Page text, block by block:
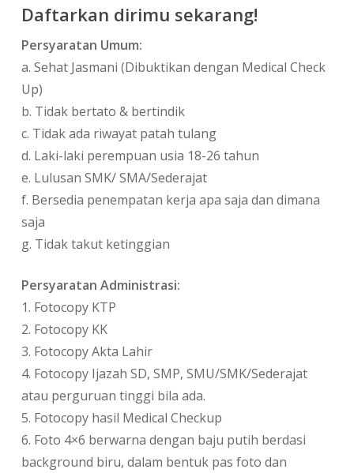
Daftarkan dirimu sekarang!
Persyaratan Umum:
a.​ Sehat Jasmani (Dibuktikan dengan Medical Check
Up)
b.​ Tidak bertato & bertindik
c.​ Tidak ada riwayat patah tulang
d.​ Laki-laki perempuan usia 18-26 tahun
e.​ Lulusan SMK/ SMA/Sederajat
f. ​Bersedia penempatan kerja apa saja dan dimana
saja
g. ​Tidak takut ketinggian
Persyaratan Administrasi:
1. ​Fotocopy KTP
2. ​Fotocopy KK
3. ​Fotocopy Akta Lahir
4. ​Fotocopy Ijazah SD, SMP, SMU/SMK/Sederajat
atau perguruan tinggi bila ada.
5. ​Fotocopy hasil Medical Checkup
6. ​Foto 4×6 berwarna dengan baju putih berdasi
background biru, dalam bentuk pas foto dan